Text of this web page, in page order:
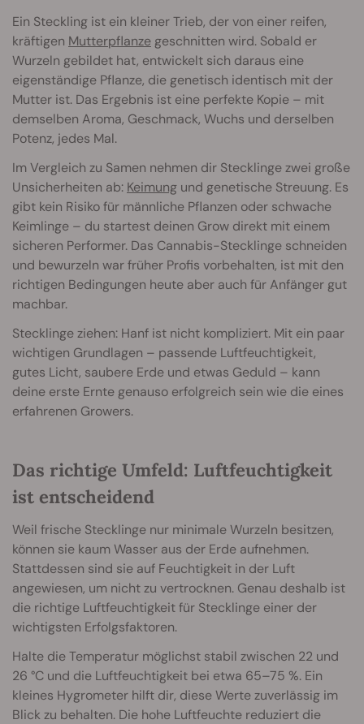
Ein Steckling ist ein kleiner Trieb, der von einer reifen,
kräftigen Mutterpflanze geschnitten wird. Sobald er
Wurzeln gebildet hat, entwickelt sich daraus eine
eigenständige Pflanze, die genetisch identisch mit der
Mutter ist. Das Ergebnis ist eine perfekte Kopie – mit
demselben Aroma, Geschmack, Wuchs und derselben
Potenz, jedes Mal.
Im Vergleich zu Samen nehmen dir Stecklinge zwei große
Unsicherheiten ab: Keimung und genetische Streuung. Es
gibt kein Risiko für männliche Pflanzen oder schwache
Keimlinge – du startest deinen Grow direkt mit einem
sicheren Performer. Das Cannabis-Stecklinge schneiden
und bewurzeln war früher Profis vorbehalten, ist mit den
richtigen Bedingungen heute aber auch für Anfänger gut
machbar.
Stecklinge ziehen: Hanf ist nicht kompliziert. Mit ein paar
wichtigen Grundlagen – passende Luftfeuchtigkeit,
gutes Licht, saubere Erde und etwas Geduld – kann
deine erste Ernte genauso erfolgreich sein wie die eines
erfahrenen Growers.
Das richtige Umfeld: Luftfeuchtigkeit
ist entscheidend
Weil frische Stecklinge nur minimale Wurzeln besitzen,
können sie kaum Wasser aus der Erde aufnehmen.
Stattdessen sind sie auf Feuchtigkeit in der Luft
angewiesen, um nicht zu vertrocknen. Genau deshalb ist
die richtige Luftfeuchtigkeit für Stecklinge einer der
wichtigsten Erfolgsfaktoren.
Halte die Temperatur möglichst stabil zwischen 22 und
26 °C und die Luftfeuchtigkeit bei etwa 65–75 %. Ein
kleines Hygrometer hilft dir, diese Werte zuverlässig im
Blick zu behalten. Die hohe Luftfeuchte reduziert die